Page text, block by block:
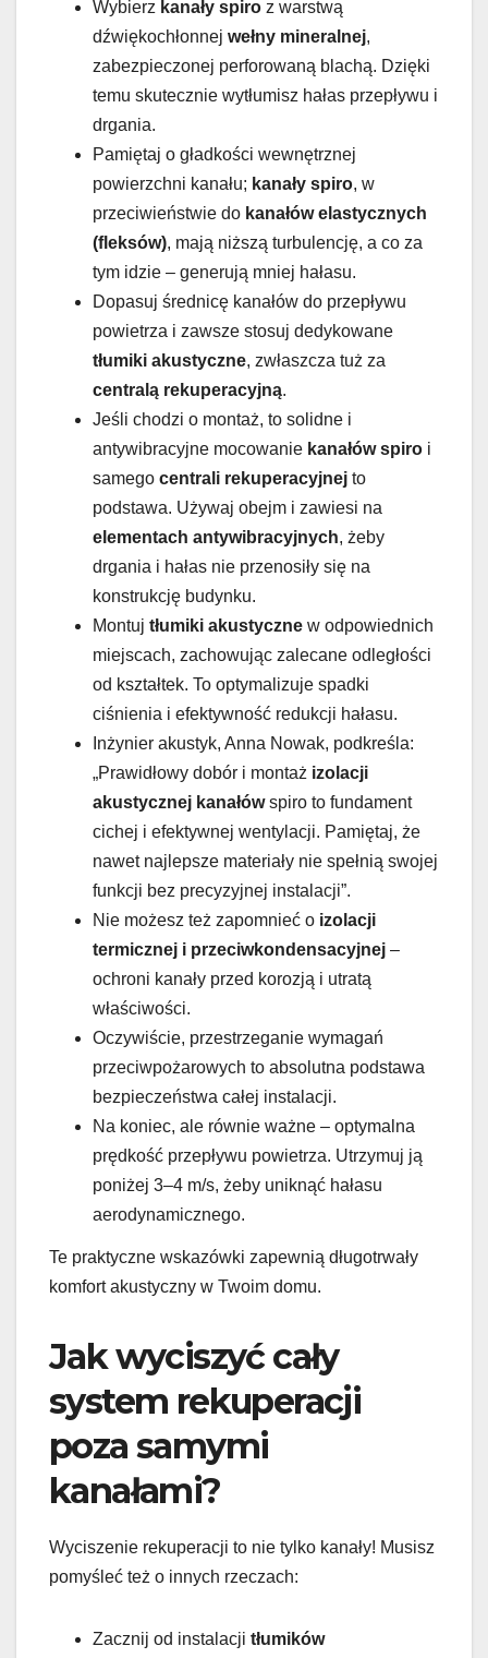
Wybierz kanały spiro z warstwą
dźwiękochłonnej wełny mineralnej,
zabezpieczonej perforowaną blachą. Dzięki
temu skutecznie wytłumisz hałas przepływu i
drgania.
Pamiętaj o gładkości wewnętrznej
powierzchni kanału; kanały spiro, w
przeciwieństwie do kanałów elastycznych
(fleksów), mają niższą turbulencję, a co za
tym idzie – generują mniej hałasu.
Dopasuj średnicę kanałów do przepływu
powietrza i zawsze stosuj dedykowane
tłumiki akustyczne, zwłaszcza tuż za
centralą rekuperacyjną.
Jeśli chodzi o montaż, to solidne i
antywibracyjne mocowanie kanałów spiro i
samego centrali rekuperacyjnej to
podstawa. Używaj obejm i zawiesi na
elementach antywibracyjnych, żeby
drgania i hałas nie przenosiły się na
konstrukcję budynku.
Montuj tłumiki akustyczne w odpowiednich
miejscach, zachowując zalecane odległości
od kształtek. To optymalizuje spadki
ciśnienia i efektywność redukcji hałasu.
Inżynier akustyk, Anna Nowak, podkreśla:
„Prawidłowy dobór i montaż izolacji
akustycznej kanałówspiro to fundament
cichej i efektywnej wentylacji. Pamiętaj, że
nawet najlepsze materiały nie spełnią swojej
funkcji bez precyzyjnej instalacji”.
Nie możesz też zapomnieć o izolacji
termicznej i przeciwkondensacyjnej –
ochroni kanały przed korozją i utratą
właściwości.
Oczywiście, przestrzeganie wymagań
przeciwpożarowych to absolutna podstawa
bezpieczeństwa całej instalacji.
Na koniec, ale równie ważne – optymalna
prędkość przepływu powietrza. Utrzymuj ją
poniżej 3–4 m/s, żeby uniknąć hałasu
aerodynamicznego.
Te praktyczne wskazówki zapewnią długotrwały
komfort akustyczny w Twoim domu.
Jak wyciszyć cały
system rekuperacji
poza samymi
kanałami?
Wyciszenie rekuperacji to nie tylko kanały! Musisz
pomyśleć też o innych rzeczach:
Zacznij od instalacji tłumików